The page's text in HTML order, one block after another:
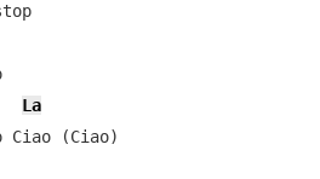
La
Ciao (Ciao)